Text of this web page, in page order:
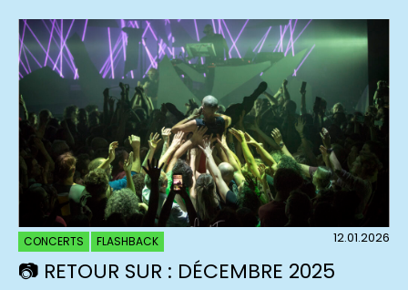
CONCERTS FLASHBACK 12.01.2026
📷 RETOUR SUR : DÉCEMBRE 2025